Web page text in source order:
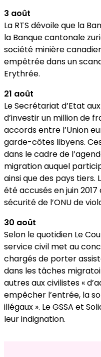
3 août
La RTS dévoile que la
la Banque cantonale
société minière
empêtrée dans un
Erythrée.
21 août
Le Secrétariat d’Etat
d’investir un million de
accords entre l’Union
garde-côtes libyens.
dans le cadre de
migration auquel
ainsi que des pays
été accusés en juin
sécurité de l’ONU de
30 août
Selon le quotidien Le
service civil met au
chargés de porter
dans les tâches
autres aux civilistes «
empêcher l’entrée, la
illégaux ». Le GSSA et
leur indignation.